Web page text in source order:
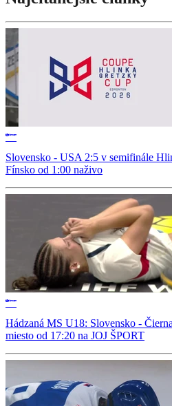
Slovensko - USA 2:5 v semifinále
Fínsko od 1:00 naživo
Hádzaná MS U18: Slovensko -
miesto od 17:20 na JOJ ŠPORT